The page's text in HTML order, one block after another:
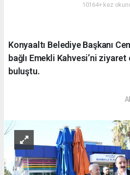
10164+ kez
Konyaaltı Belediye Başkanı
bağlı Emekli Kahvesi’ni
buluştu.